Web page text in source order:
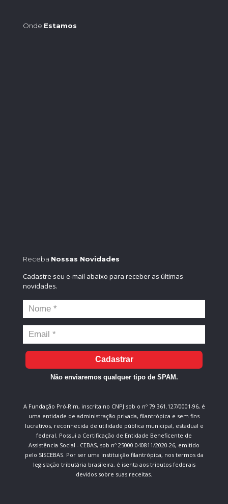
Onde Estamos
Receba Nossas Novidades
Cadastre seu e-mail abaixo para receber as últimas
novidades.
Cadastrar
Não enviaremos qualquer tipo de SPAM.
A Fundação Pró-Rim, inscrita no CNPJ sob o nº 79.361.127/0001-96, é
uma entidade de administração privada, filantrópica e sem fins
lucrativos, reconhecida de utilidade pública municipal, estadual e
federal. Possui a Certificação de Entidade Beneficente de
Assistência Social - CEBAS, sob nº 25000.040811/2020-26, emitido
pelo SISCEBAS. Por ser uma instituição filantrópica, nos termos da
legislação tributária brasileira, é isenta aos tributos federais
devidos sobre suas receitas.